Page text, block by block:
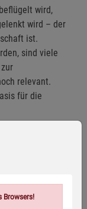
wird,
wird – der
ist.
sind viele
relevant.
für die
Browsers!